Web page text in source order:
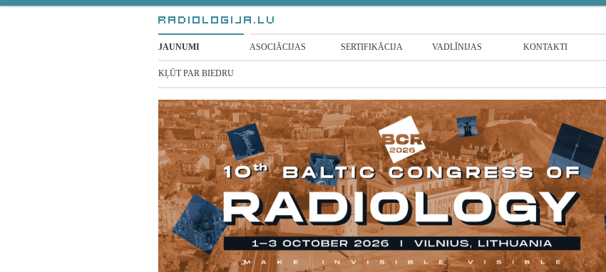
JAUNUMI ASOCIĀCIJAS SERTIFIKĀCIJA VADLĪNIJAS KONTAKTI
KĻŪT PAR BIEDRU